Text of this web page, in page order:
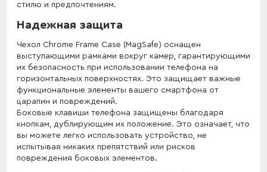
стилю и предпочтениям.
Надежная защита
Чехол Chrome Frame Case (MagSafe) оснащен
выступающими рамками вокруг камер, гарантирующими
их безопасность при использовании телефона на
горизонтальных поверхностях. Это защищает важные
функциональные элементы вашего смартфона от
царапин и повреждений.
Боковые клавиши телефона защищены благодаря
кнопкам, дублирующим их положение. Это означает, что
вы можете легко использовать устройство, не
испытывая никаких препятствий или рисков
повреждения боковых элементов.